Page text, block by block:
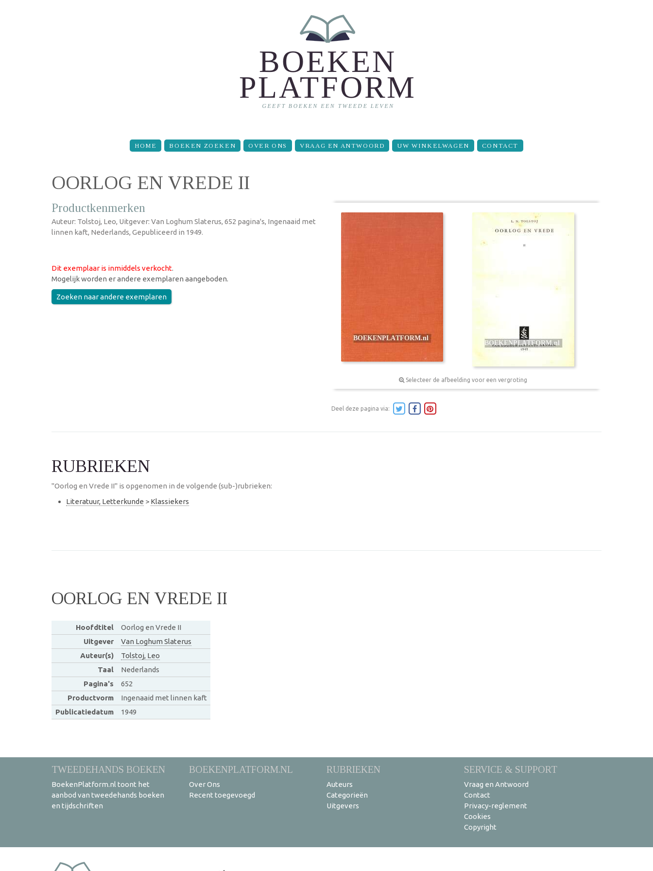
HOME BOEKEN ZOEKEN OVER ONS VRAAG EN ANTWOORD UW WINKELWAGEN CONTACT
OORLOG EN VREDE II
Productkenmerken
Auteur: Tolstoj, Leo, Uitgever: Van Loghum Slaterus, 652 pagina's, Ingenaaid met
linnen kaft, Nederlands, Gepubliceerd in 1949.
Dit exemplaar is inmiddels verkocht.
Mogelijk worden er andere exemplaren aangeboden.
Zoeken naar andere exemplaren
Selecteer de afbeelding voor een vergroting
Deel deze pagina via:
RUBRIEKEN
"Oorlog en Vrede II" is opgenomen in de volgende (sub-)rubrieken:
Literatuur, Letterkunde > Klassiekers
OORLOG EN VREDE II
Hoofdtitel
Oorlog en Vrede II
Uitgever
Van Loghum Slaterus
Auteur(s)
Tolstoj, Leo
Taal
Nederlands
Pagina's
652
Productvorm
Ingenaaid met linnen kaft
Publicatiedatum
1949
TWEEDEHANDS BOEKEN
BoekenPlatform.nl toont het
aanbod van tweedehands boeken
en tijdschriften
BOEKENPLATFORM.NL
Over Ons
Recent toegevoegd
RUBRIEKEN
Auteurs
Categorieën
Uitgevers
SERVICE & SUPPORT
Vraag en Antwoord
Contact
Privacy-reglement
Cookies
Copyright